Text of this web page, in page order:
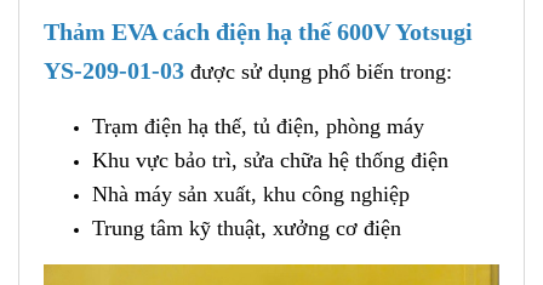
Thảm EVA cách điện hạ thế 600V Yotsugi
YS-209-01-03 được sử dụng phổ biến trong:
Trạm điện hạ thế, tủ điện, phòng máy
Khu vực bảo trì, sửa chữa hệ thống điện
Nhà máy sản xuất, khu công nghiệp
Trung tâm kỹ thuật, xưởng cơ điện